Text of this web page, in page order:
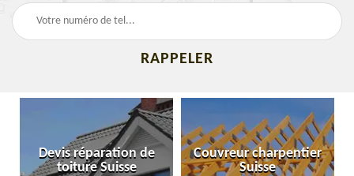
Devis réparation de
toiture Suisse
Couvreur charpentier
Suisse